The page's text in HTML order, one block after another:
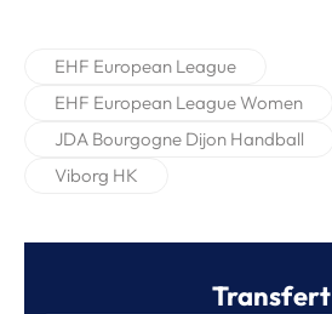
EHF European League
EHF European League Women
JDA Bourgogne Dijon Handball
Viborg HK
Transfert